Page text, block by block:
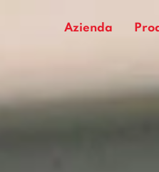
Azienda